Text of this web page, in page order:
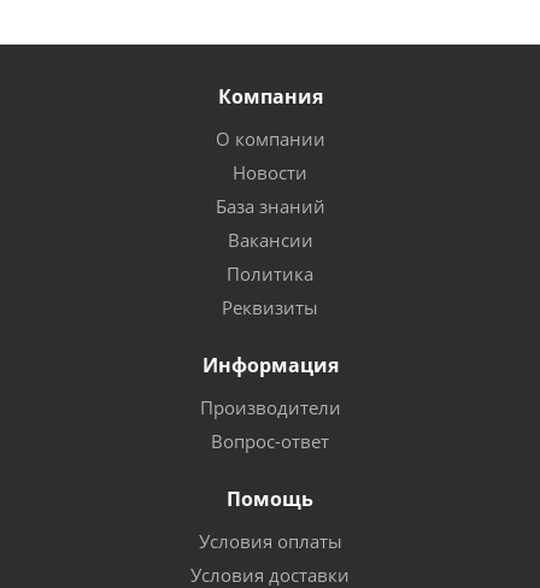
Компания
О компании
Новости
База знаний
Вакансии
Политика
Реквизиты
Информация
Производители
Вопрос-ответ
Помощь
Условия оплаты
Условия доставки